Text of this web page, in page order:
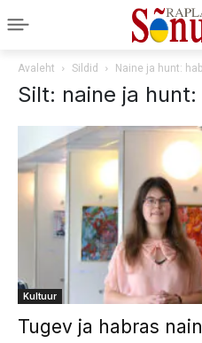
Avaleht Sildid Naine ja hunt:
Silt: naine ja
Kultuur
Tugev ja habras